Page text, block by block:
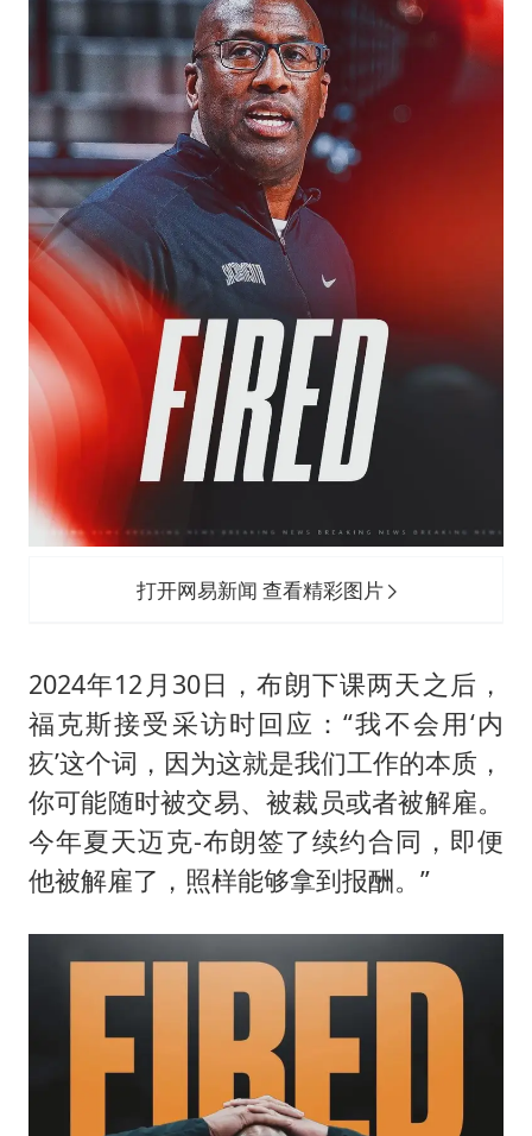
打开网易新闻 查看精彩图片
2024年12月30日，布朗下课两天之后，
福克斯接受采访时回应：“我不会用‘内
疚’这个词，因为这就是我们工作的本质，
你可能随时被交易、被裁员或者被解雇。
今年夏天迈克-布朗签了续约合同，即便
他被解雇了，照样能够拿到报酬。”